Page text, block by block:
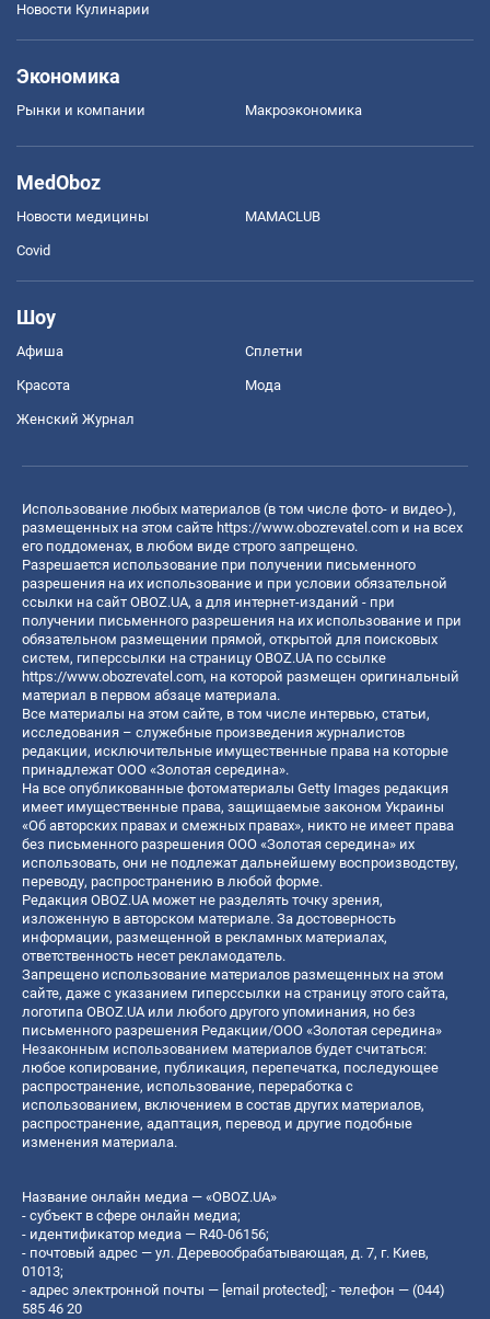
Новости Кулинарии
Экономика
Рынки и компании Mакроэкономика
MedOboz
Новости медицины MAMACLUB
Covid
Шоу
Афиша Сплетни
Красота Мода
Женский Журнал
Использование любых материалов (в том числе фото- и видео-),
размещенных на этом сайте https://www.obozrevatel.com и на всех
его поддоменах, в любом виде строго запрещено.
Разрешается использование при получении письменного
разрешения на их использование и при условии обязательной
ссылки на сайт OBOZ.UA, а для интернет-изданий - при
получении письменного разрешения на их использование и при
обязательном размещении прямой, открытой для поисковых
систем, гиперссылки на страницу OBOZ.UA по ссылке
https://www.obozrevatel.com, на которой размещен оригинальный
материал в первом абзаце материала.
Все материалы на этом сайте, в том числе интервью, статьи,
исследования – служебные произведения журналистов
редакции, исключительные имущественные права на которые
принадлежат ООО «Золотая середина».
На все опубликованные фотоматериалы Getty Images редакция
имеет имущественные права, защищаемые законом Украины
«Об авторских правах и смежных правах», никто не имеет права
без письменного разрешения ООО «Золотая середина» их
использовать, они не подлежат дальнейшему воспроизводству,
переводу, распространению в любой форме.
Редакция OBOZ.UA может не разделять точку зрения,
изложенную в авторском материале. За достоверность
информации, размещенной в рекламных материалах,
ответственность несет рекламодатель.
Запрещено использование материалов размещенных на этом
сайте, даже с указанием гиперссылки на страницу этого сайта,
логотипа OBOZ.UA или любого другого упоминания, но без
письменного разрешения Редакции/ООО «Золотая середина»
Незаконным использованием материалов будет считаться:
любое копирование, публикация, перепечатка, последующее
распространение, использование, переработка с
использованием, включением в состав других материалов,
распространение, адаптация, перевод и другие подобные
изменения материала.
Название онлайн медиа — «OBOZ.UA»
- субъект в сфере онлайн медиа;
- идентификатор медиа — R40-06156;
- почтовый адрес — ул. Деревообрабатывающая, д. 7, г. Киев,
01013;
- адрес электронной почты — [email protected] ; - телефон — (044)
585 46 20